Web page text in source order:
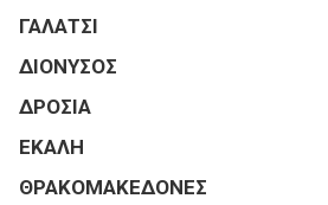
ΓΑΛΑΤΣΙ
ΔΙΟΝΥΣΟΣ
ΔΡΟΣΙΑ
ΕΚΑΛΗ
ΘΡΑΚΟΜΑΚΕΔΟΝΕΣ